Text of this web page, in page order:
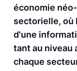
économie
sectorielle, où
d'une
tant au niveau
chaque